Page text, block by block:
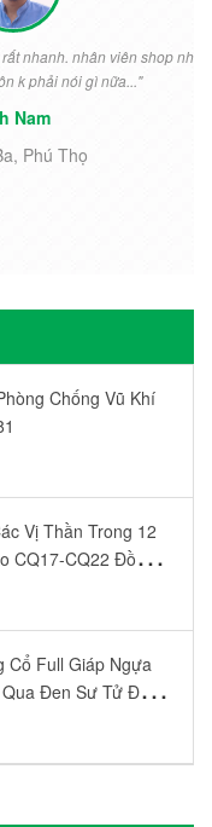
viên shop nhiệt tình
gì nữa..."
Chống Vũ Khí
Vị Thần Trong 12
CQ17-CQ22 Đồ
Hình Yêu Thích
Cổ Full Giáp Ngựa
Đen Sư Tử Đỏ
Chơi Lắp Ráp Mô